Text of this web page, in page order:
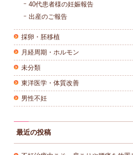
40代患者様の妊娠報告
出産のご報告
採卵・胚移植
月経周期・ホルモン
未分類
東洋医学・体質改善
男性不妊
最近の投稿